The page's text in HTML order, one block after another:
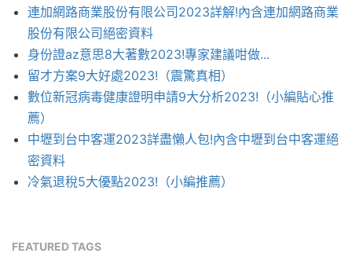
連加網路商業股份有限公司2023詳解!內含連加網路商業
股份有限公司絕密資料
身份證az意思8大著數2023!專家建議咁做...
留才方案9大好處2023!（震驚真相）
數位新冠病毒健康證明申請9大分析2023!（小編貼心推
薦）
中壢到台中客運2023詳盡懶人包!內含中壢到台中客運絕
密資料
冷氣退稅5大優點2023!（小編推薦）
FEATURED TAGS